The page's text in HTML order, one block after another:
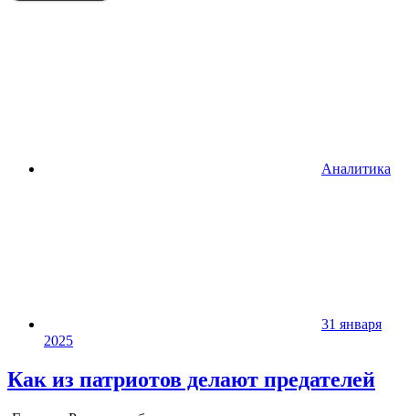
Аналитика
31 января
2025
Как из патриотов делают предателей